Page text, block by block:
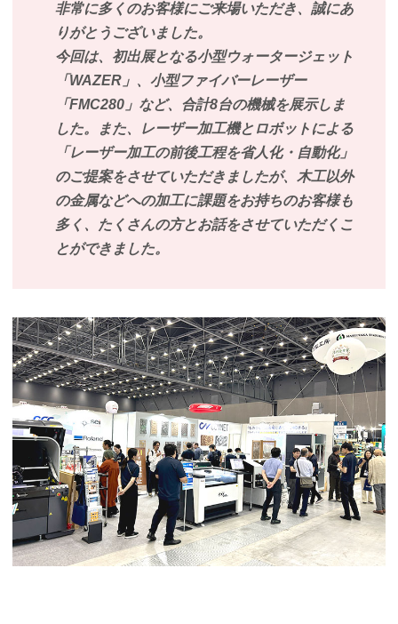
非常に多くのお客様にご来場いただき、誠にあ
りがとうございました。
今回は、初出展となる小型ウォータージェット
「WAZER」、小型ファイバーレーザー
「FMC280」など、合計8台の機械を展示しま
した。また、レーザー加工機とロボットによる
「レーザー加工の前後工程を省人化・自動化」
のご提案をさせていただきましたが、木工以外
の金属などへの加工に課題をお持ちのお客様も
多く、たくさんの方とお話をさせていただくこ
とができました。